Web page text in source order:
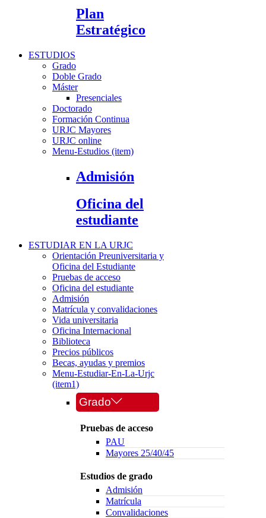
Plan
Estratégico
ESTUDIOS
Grado
Doble Grado
Máster
Presenciales
Doctorado
Formación Continua
URJC Mayores
URJC online
Menu-Estudios (item)
Admisión
Oficina del
estudiante
ESTUDIAR EN LA URJC
Orientación Preuniversitaria y
Oficina del Estudiante
Pruebas de acceso
Oficina del estudiante
Admisión
Matrícula y convalidaciones
Vida universitaria
Oficina Internacional
Biblioteca
Precios públicos
Becas, ayudas y premios
Menu-Estudiar-En-La-Urjc
(item1)
Grado
Pruebas de acceso
PAU
Mayores 25/40/45
Estudios de grado
Admisión
Matrícula
Convalidaciones